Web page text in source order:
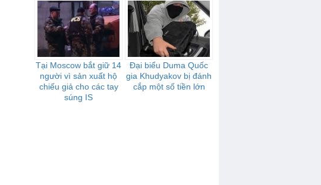
Tại Moscow bắt giữ 14
người vì sản xuất hộ
chiếu giả cho các tay
súng IS
Đại biểu Duma Quốc
gia Khudyakov bị đánh
cắp một số tiền lớn